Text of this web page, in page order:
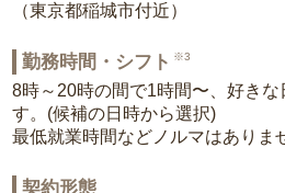
（東京都稲城市付近）
勤務時間・シフト ※3
8時～20時の間で1時間〜、好きな
す。(候補の日時から選択)
最低就業時間などノルマはありま
契約形態